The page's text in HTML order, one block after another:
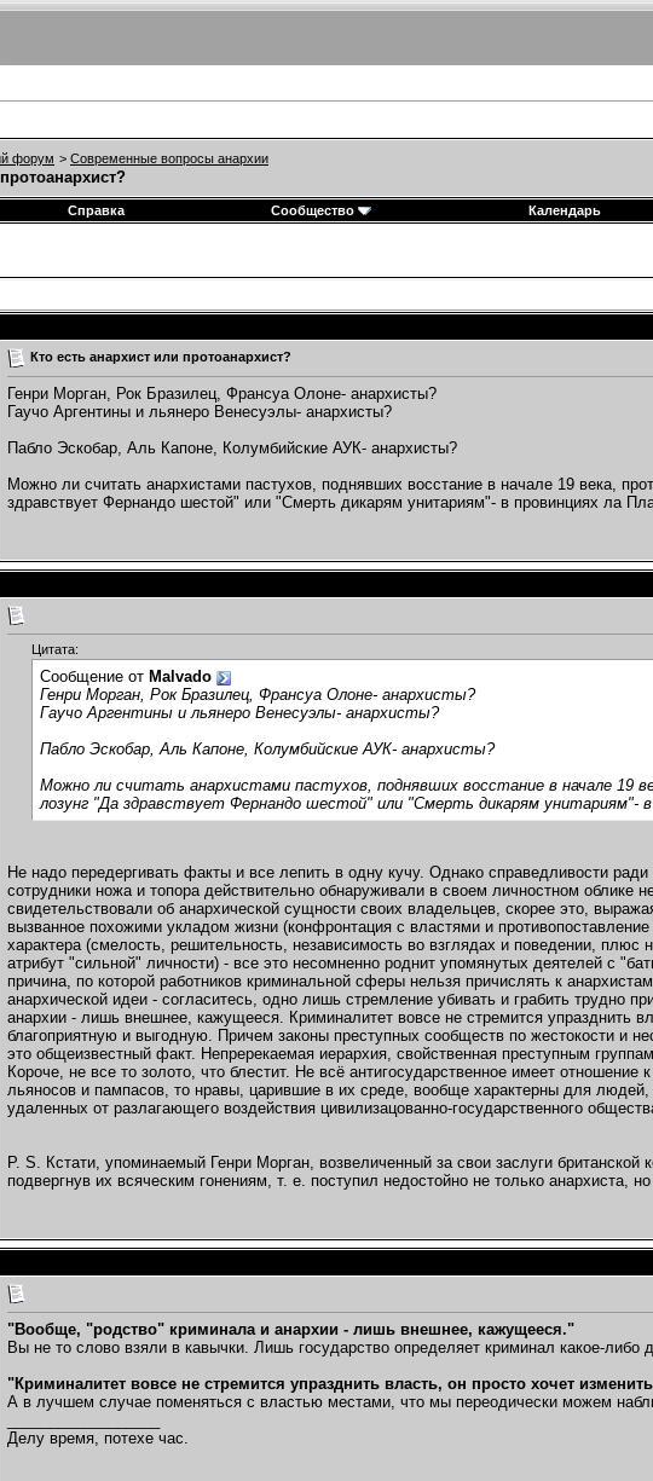
форум > Современные вопросы анархии
Справка Сообщество Календарь
Кто есть анархист или протоанархист?
Генри Морган, Рок Бразилец, Франсуа Олоне- анархисты?
Гаучо Аргентины и льянеро Венесуэлы- анархисты?
Пабло Эскобар, Аль Капоне, Колумбийские АУК- анархисты?
Можно ли считать анархистами пастухов, поднявших восстание в начале 19 века,
здравствует Фернандо шестой" или "Смерть дикарям унитариям"- в провинциях ла
Цитата:
Сообщение от Malvado
Генри Морган, Рок Бразилец, Франсуа Олоне- анархисты?
Гаучо Аргентины и льянеро Венесуэлы- анархисты?
Пабло Эскобар, Аль Капоне, Колумбийские АУК- анархисты?
Можно ли считать анархистами пастухов, поднявших восстание в начале 19
лозунг "Да здравствует Фернандо шестой" или "Смерть дикарям унитариям"-
Не надо передергивать факты и все лепить в одну кучу. Однако справедливости
сотрудники ножа и топора действительно обнаруживали в своем личностном облике
свидетельствовали об анархической сущности своих владельцев, скорее это,
вызванное похожими укладом жизни (конфронтация с властями и
характера (смелость, решительность, независимость во взглядах и поведении,
атрибут "сильной" личности) - все это несомненно роднит упомянутых деятелей с
причина, по которой работников криминальной сферы нельзя причислять к
анархической идеи - согласитесь, одно лишь стремление убивать и грабить трудно
анархии - лишь внешнее, кажущееся. Криминалитет вовсе не стремится упразднить
благоприятную и выгодную. Причем законы преступных сообществ по жестокости и
это общеизвестный факт. Непререкаемая иерархия, свойственная преступным
Короче, не все то золото, что блестит. Не всё антигосударственное имеет
льяносов и пампасов, то нравы, царившие в их среде, вообще характерны для
удаленных от разлагающего воздействия цивилизацованно-государственного
P. S. Кстати, упоминаемый Генри Морган, возвеличенный за свои заслуги
подвергнув их всяческим гонениям, т. е. поступил недостойно не только анархиста,
"Вообще, "родство" криминала и анархии - лишь внешнее, кажущееся."
Вы не то слово взяли в кавычки. Лишь государство определяет криминал какое-либо
"Криминалитет вовсе не стремится упразднить власть, он просто хочет
А в лучшем случае поменяться с властью местами, что мы переодически можем
Делу время, потехе час.